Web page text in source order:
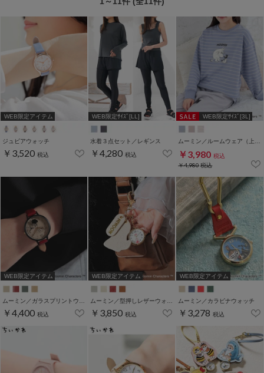
WEB限定アイテム
ジュビアウォッチ
￥3,520 税込
WEB限定ｻｲｽﾞ[LL]
水着３点セット／レギンス
￥4,280 税込
WEB限定ｻｲｽﾞ[3L]
￥3,980 税込
￥4,980税込
WEB限定アイテム
￥4,400 税込
WEB限定アイテム
￥3,850 税込
WEB限定アイテム
ムーミン／カラビナウォッチ
￥3,278 税込